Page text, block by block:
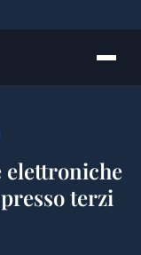
elettroniche
terzi